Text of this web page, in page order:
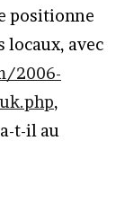
positionne
locaux, avec
2006-
,
t-il au